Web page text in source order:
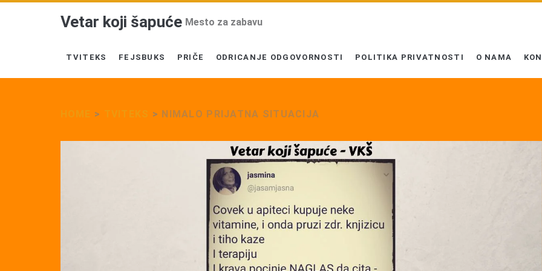
Vetar koji šapuće Mesto za zabavu
TVITEKS FEJSBUKS PRIČE ODRICANJE ODGOVORNOSTI POLITIKA PRIVATNOSTI O NAMA
> > NIMALO PRIJATNA SITUACIJA